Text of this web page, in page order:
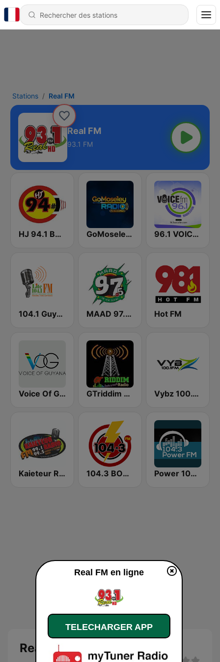
Stations Real FM
Real FM
93.1 FM
HJ 94.1 Boom FM GoMoseley Radio 96.1 VOICE FM | #BANGIN
104.1 Guyana Lite FM MAAD 97.5 FM Hot FM
Voice Of Guyana GTriddim Guyana Radio Vybz 100.1 FM
Kaieteur Radio 99.1 FM 104.3 BOOM FM Power 104.3 FM
Real FM
Real FM en ligne
TELECHARGER APP